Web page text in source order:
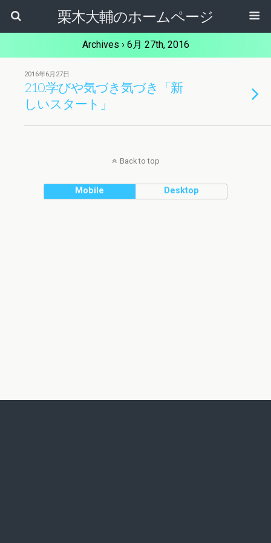
栗木大輔のホームページ
Archives › 6月 27th, 2016
2016年6月27日
210.学びや気づき気づき「新
しいスタート」
Back to top
Mobile Desktop